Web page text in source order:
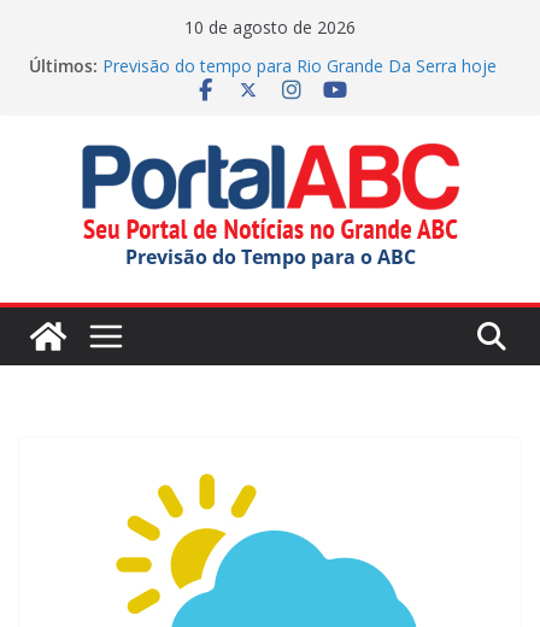
10 de agosto de 2026
Últimos: Previsão do tempo para Rio Grande Da Serra hoje
(10/08/2026)
Previsão do tempo para Sao Caetano Do Sul hoje
(10/08/2026)
Previsão do tempo para Maua hoje (10/08/2026)
Previsão do tempo para Ribeirao Pires hoje
(10/08/2026)
Previsão do Tempo para o ABC